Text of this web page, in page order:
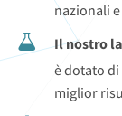
nazionali
Il nostro
è dotato
miglior